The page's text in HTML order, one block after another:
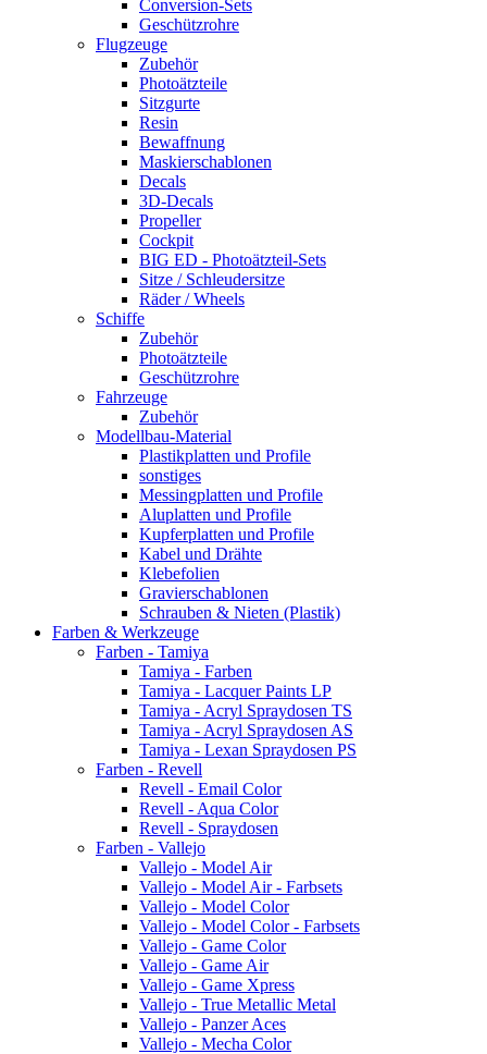
Conversion-Sets
Geschützrohre
Flugzeuge
Zubehör
Photoätzteile
Sitzgurte
Resin
Bewaffnung
Maskierschablonen
Decals
3D-Decals
Propeller
Cockpit
BIG ED - Photoätzteil-Sets
Sitze / Schleudersitze
Räder / Wheels
Schiffe
Zubehör
Photoätzteile
Geschützrohre
Fahrzeuge
Zubehör
Modellbau-Material
Plastikplatten und Profile
sonstiges
Messingplatten und Profile
Aluplatten und Profile
Kupferplatten und Profile
Kabel und Drähte
Klebefolien
Gravierschablonen
Schrauben & Nieten (Plastik)
Farben & Werkzeuge
Farben - Tamiya
Tamiya - Farben
Tamiya - Lacquer Paints LP
Tamiya - Acryl Spraydosen TS
Tamiya - Acryl Spraydosen AS
Tamiya - Lexan Spraydosen PS
Farben - Revell
Revell - Email Color
Revell - Aqua Color
Revell - Spraydosen
Farben - Vallejo
Vallejo - Model Air
Vallejo - Model Air - Farbsets
Vallejo - Model Color
Vallejo - Model Color - Farbsets
Vallejo - Game Color
Vallejo - Game Air
Vallejo - Game Xpress
Vallejo - True Metallic Metal
Vallejo - Panzer Aces
Vallejo - Mecha Color